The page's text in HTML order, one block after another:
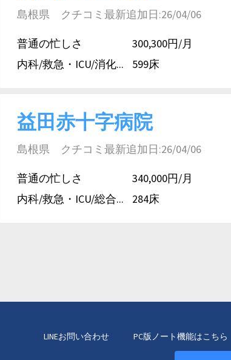
島根県 クチコミ最新追加日:26/04/06
普通の忙しさ
内科/救急・ICU/消化...
300,300円/月
599床
益田赤十字病院
島根県 クチコミ最新追加日:26/04/06
普通の忙しさ
内科/救急・ICU/総合...
340,000円/月
284床
LINEお問い合わせ PC版ノート機能はこちら